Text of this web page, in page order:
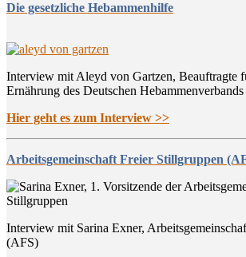
Die gesetzliche Hebammenhilfe
Interview mit Aleyd von Gartzen, Beauftragte
Ernährung des Deutschen Hebammenverbands
Hier geht es zum Interview >>
Arbeitsgemeinschaft Freier Stillgruppen
Interview mit Sarina Exner,
(AFS)